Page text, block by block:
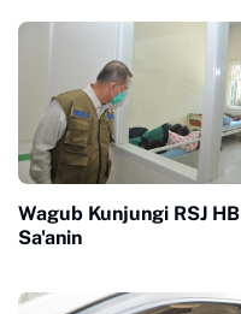
Wagub Kunjungi RSJ HB
Sa'anin